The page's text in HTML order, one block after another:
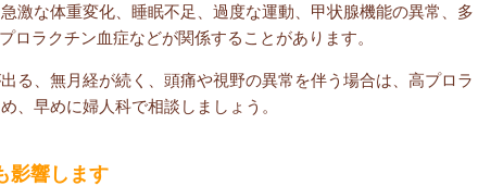
激な体重変化、睡眠不足、過度な運動、甲状腺機能の異常、多
ロラクチン血症などが関係することがあります。
る、無月経が続く、頭痛や視野の異常を伴う場合は、高プロラ
、早めに婦人科で相談しましょう。
影響します